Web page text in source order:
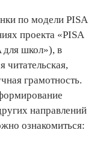
по модели PISA
проекта «PISA
для школ»), в
читательская,
грамотность.
направлений
ознакомиться: